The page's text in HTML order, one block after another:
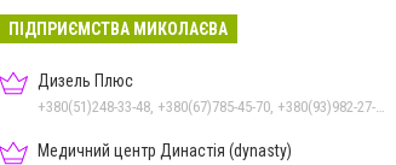
ПІДПРИЄМСТВА МИКОЛАЄВА
Дизель Плюс
Медичний центр Династія (dynasty)